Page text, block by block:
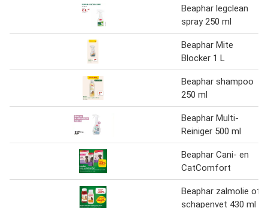
Beaphar legclean
spray 250 ml
Beaphar Mite
Blocker 1 L
Beaphar shampoo
250 ml
Beaphar Multi-
Reiniger 500 ml
Beaphar Cani- en
CatComfort
Beaphar zalmolie of
schapenvet 430 ml